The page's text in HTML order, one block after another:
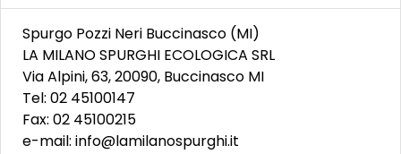
Spurgo Pozzi Neri Buccinasco (MI)
LA MILANO SPURGHI ECOLOGICA SRL
Via Alpini, 63, 20090, Buccinasco MI
Tel: 02 45100147
Fax: 02 45100215
e-mail: info@lamilanospurghi.it